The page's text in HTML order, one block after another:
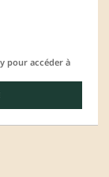
pour accéder à